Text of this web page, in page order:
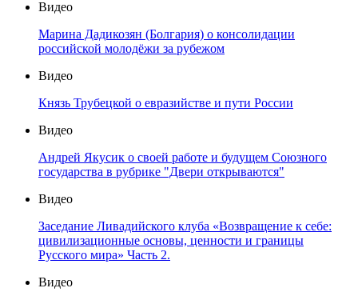
Видео
Марина Дадикозян (Болгария) о консолидации
российской молодёжи за рубежом
Видео
Князь Трубецкой о евразийстве и пути России
Видео
Андрей Якусик о своей работе и будущем Союзного
государства в рубрике "Двери открываются"
Видео
Заседание Ливадийского клуба «Возвращение к себе:
цивилизационные основы, ценности и границы
Русского мира» Часть 2.
Видео